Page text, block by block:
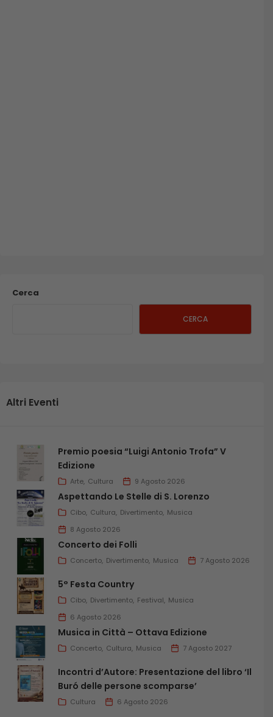
Cerca
CERCA
Altri Eventi
Premio poesia “Luigi Antonio Trofa” V
Edizione
Arte Cultura 9 Agosto 2026
Aspettando Le Stelle di S. Lorenzo
Cibo Cultura Divertimento Musica
8 Agosto 2026
Concerto dei Folli
Concerto Divertimento Musica 7 Agosto 2026
5° Festa Country
Cibo Divertimento Festival Musica
6 Agosto 2026
Musica in Città – Ottava Edizione
Concerto Cultura Musica 7 Agosto 2027
Incontri d’Autore: Presentazione del libro ‘Il
Buró delle persone scomparse’
Cultura 6 Agosto 2026